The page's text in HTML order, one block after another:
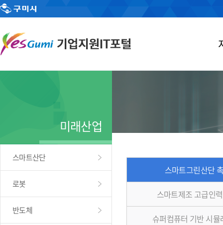
미래산업
스마트산단
로봇
반도체
스마트그린산단
스마트제조 고급인
슈퍼컴퓨터 기반 시